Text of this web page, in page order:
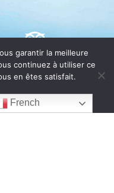
French
garantir la meilleure
continuez à utiliser ce
en êtes satisfait.